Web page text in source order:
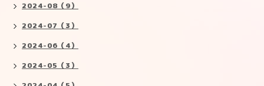
2024-08（9）
2024-07（3）
2024-06（4）
2024-05（3）